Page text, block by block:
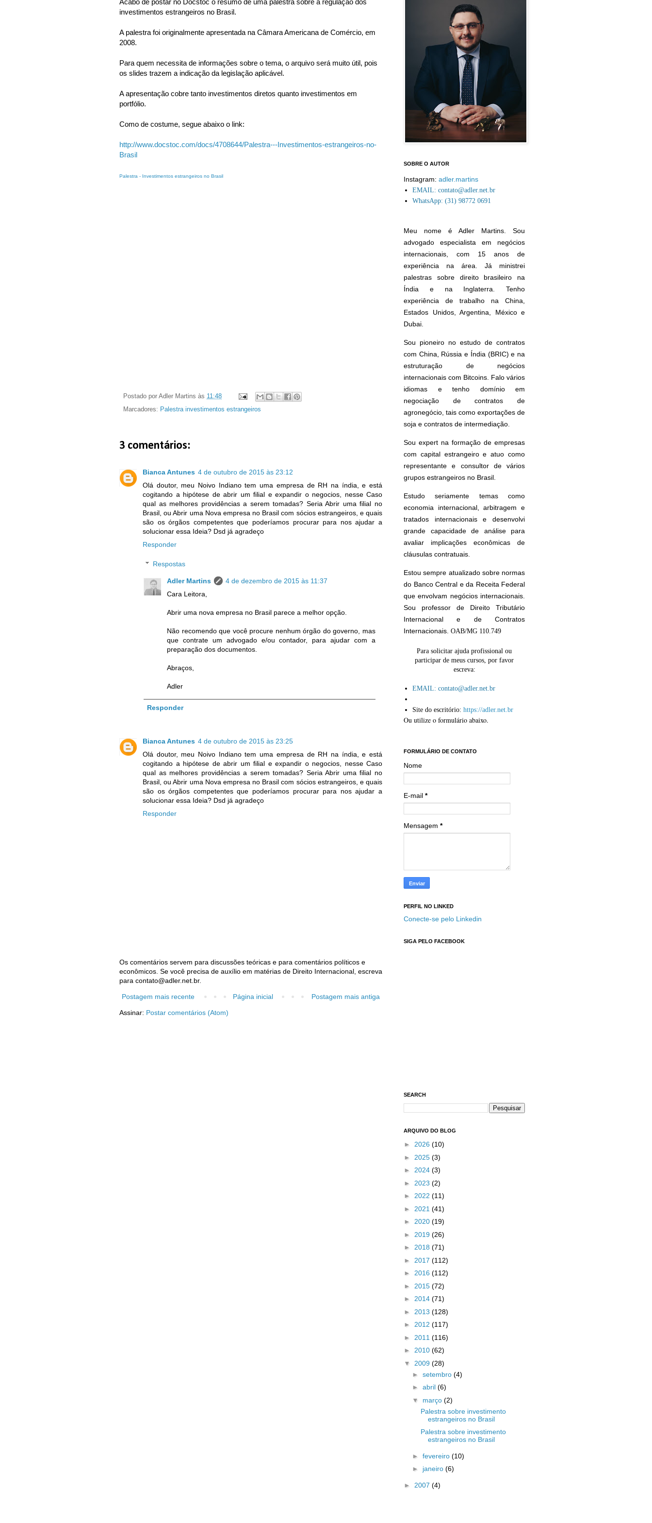
investimentos estrangeiros no Brasil.
A palestra foi originalmente apresentada na Câmara Americana de Comércio, em
2008.
Para quem necessita de informações sobre o tema, o arquivo será muito útil, pois
os slides trazem a indicação da legislação aplicável.
A apresentação cobre tanto investimentos diretos quanto investimentos em
portfólio.
Como de costume, segue abaixo o link:
http://www.docstoc.com/docs/4708644/Palestra---Investimentos-estrangeiros-no-
Brasil
Palestra - Investimentos estrangeiros no Brasil
Postado por Adler Martins às 11:48
Marcadores: Palestra investimentos estrangeiros
3 comentários:
Bianca Antunes 4 de outubro de 2015 às 23:12
Olá doutor, meu Noivo Indiano tem uma empresa de RH na índia, e está
cogitando a hipótese de abrir um filial e expandir o negocios, nesse Caso
qual as melhores providências a serem tomadas? Seria Abrir uma filial no
Brasil, ou Abrir uma Nova empresa no Brasil com sócios estrangeiros, e quais
são os órgãos competentes que poderíamos procurar para nos ajudar a
solucionar essa Ideia? Dsd já agradeço
Responder
Respostas
Adler Martins
4 de dezembro de 2015 às 11:37
Cara Leitora,
Abrir uma nova empresa no Brasil parece a melhor opção.
Não recomendo que você procure nenhum órgão do governo, mas
que contrate um advogado e/ou contador, para ajudar com a
preparação dos documentos.
Abraços,
Adler
Responder
Bianca Antunes 4 de outubro de 2015 às 23:25
Olá doutor, meu Noivo Indiano tem uma empresa de RH na índia, e está
cogitando a hipótese de abrir um filial e expandir o negocios, nesse Caso
qual as melhores providências a serem tomadas? Seria Abrir uma filial no
Brasil, ou Abrir uma Nova empresa no Brasil com sócios estrangeiros, e quais
são os órgãos competentes que poderíamos procurar para nos ajudar a
solucionar essa Ideia? Dsd já agradeço
Responder
Os comentários servem para discussões teóricas e para comentários políticos e
econômicos. Se você precisa de auxílio em matérias de Direito Internacional, escreva
para contato@adler.net.br.
Postagem mais recente Postagem mais antiga
Página inicial
Assinar: Postar comentários (Atom)
SOBRE O AUTOR
Instagram: adler.martins
EMAIL: contato@adler.net.br
WhatsApp: (31) 98772 0691
Meu nome é Adler Martins. Sou
advogado especialista em negócios
internacionais, com 15 anos de
experiência na área. Já ministrei
palestras sobre direito brasileiro na
Índia e na Inglaterra. Tenho
experiência de trabalho na China,
Estados Unidos, Argentina, México e
Dubai.
Sou pioneiro no estudo de contratos
com China, Rússia e Índia (BRIC) e na
estruturação de negócios
internacionais com Bitcoins. Falo vários
idiomas e tenho domínio em
negociação de contratos de
agronegócio, tais como exportações de
soja e contratos de intermediação.
Sou expert na formação de empresas
com capital estrangeiro e atuo como
representante e consultor de vários
grupos estrangeiros no Brasil.
Estudo seriamente temas como
economia internacional, arbitragem e
tratados internacionais e desenvolvi
grande capacidade de análise para
avaliar implicações econômicas de
cláusulas contratuais.
Estou sempre atualizado sobre normas
do Banco Central e da Receita Federal
que envolvam negócios internacionais.
Sou professor de Direito Tributário
Internacional e de Contratos
Internacionais. OAB/MG 110.749
Para solicitar ajuda profissional ou
participar de meus cursos, por favor
escreva:
EMAIL: contato@adler.net.br
Site do escritório: https://adler.net.br
Ou utilize o formulário abaixo.
FORMULÁRIO DE CONTATO
Nome
E-mail *
Mensagem *
PERFIL NO LINKED
Conecte-se pelo Linkedin
SIGA PELO FACEBOOK
SEARCH
ARQUIVO DO BLOG
► 2026 (10)
► 2025 (3)
► 2024 (3)
► 2023 (2)
► 2022 (11)
► 2021 (41)
► 2020 (19)
► 2019 (26)
► 2018 (71)
► 2017 (112)
► 2016 (112)
► 2015 (72)
► 2014 (71)
► 2013 (128)
► 2012 (117)
► 2011 (116)
► 2010 (62)
▼ 2009 (28)
► setembro (4)
► abril (6)
▼ março (2)
Palestra sobre investimento
estrangeiros no Brasil
Palestra sobre investimento
estrangeiros no Brasil
► fevereiro (10)
► janeiro (6)
► 2007 (4)